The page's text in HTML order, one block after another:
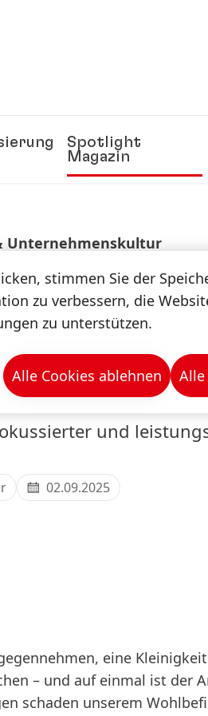
Spotlight
Magazin
Unternehmenskultur
Listicle
und
02.09.2025
eine
– und auf einmal ist der
schaden unserem
stimmen Sie der
zu verbessern, die
zu unterstützen.
Alle Cookies ablehnen Alle